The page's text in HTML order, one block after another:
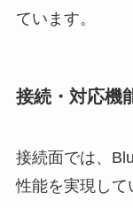
ています。
接続・対応機
接続面では、
性能を実現して